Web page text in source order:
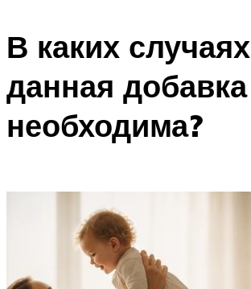
В каких случаях
данная добавка
необходима?